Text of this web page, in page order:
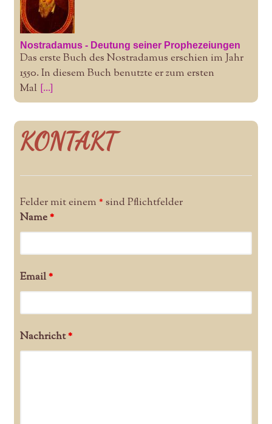
Nostradamus - Deutung seiner Prophezeiungen
Das erste Buch des Nostradamus erschien im Jahr
1550. In diesem Buch benutzte er zum ersten
Mal [...]
KONTAKT
Felder mit einem * sind Pflichtfelder
Name*
Email*
Nachricht*